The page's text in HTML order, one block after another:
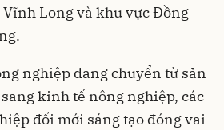
Long và khu vực Đồng
nghiệp đang chuyển từ sản
kinh tế nông nghiệp, các
đổi mới sáng tạo đóng vai